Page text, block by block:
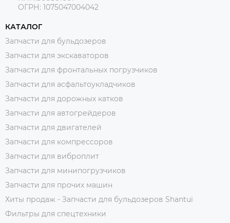
ОГРН: 1075047004042
КАТАЛОГ
Запчасти для бульдозеров
Запчасти для экскаваторов
Запчасти для фронтальных погрузчиков
Запчасти для асфальтоукладчиков
Запчасти для дорожных катков
Запчасти для автогрейдеров
Запчасти для двигателей
Запчасти для компрессоров
Запчасти для виброплит
Запчасти для минипогрузчиков
Запчасти для прочих машин
Хиты продаж - Запчасти для бульдозеров Shantui
Фильтры для спецтехники